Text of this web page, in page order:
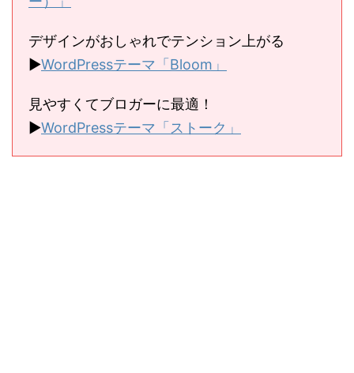
デザインがおしゃれでテンション上がる
▶︎WordPressテーマ「Bloom」
見やすくてブロガーに最適！
▶︎WordPressテーマ「ストーク」